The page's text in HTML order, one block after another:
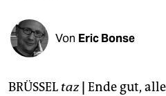
fragen & hilfe
abo
Von Eric Bonse
BRÜSSEL taz Ende gut,